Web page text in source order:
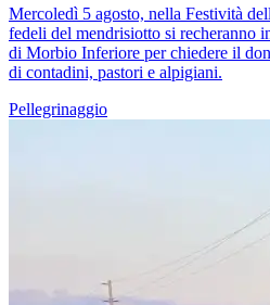
Mercoledì 5 agosto, nella Festività
fedeli del mendrisiotto si recheranno
di Morbio Inferiore per chiedere il
di contadini, pastori e alpigiani.
Pellegrinaggio